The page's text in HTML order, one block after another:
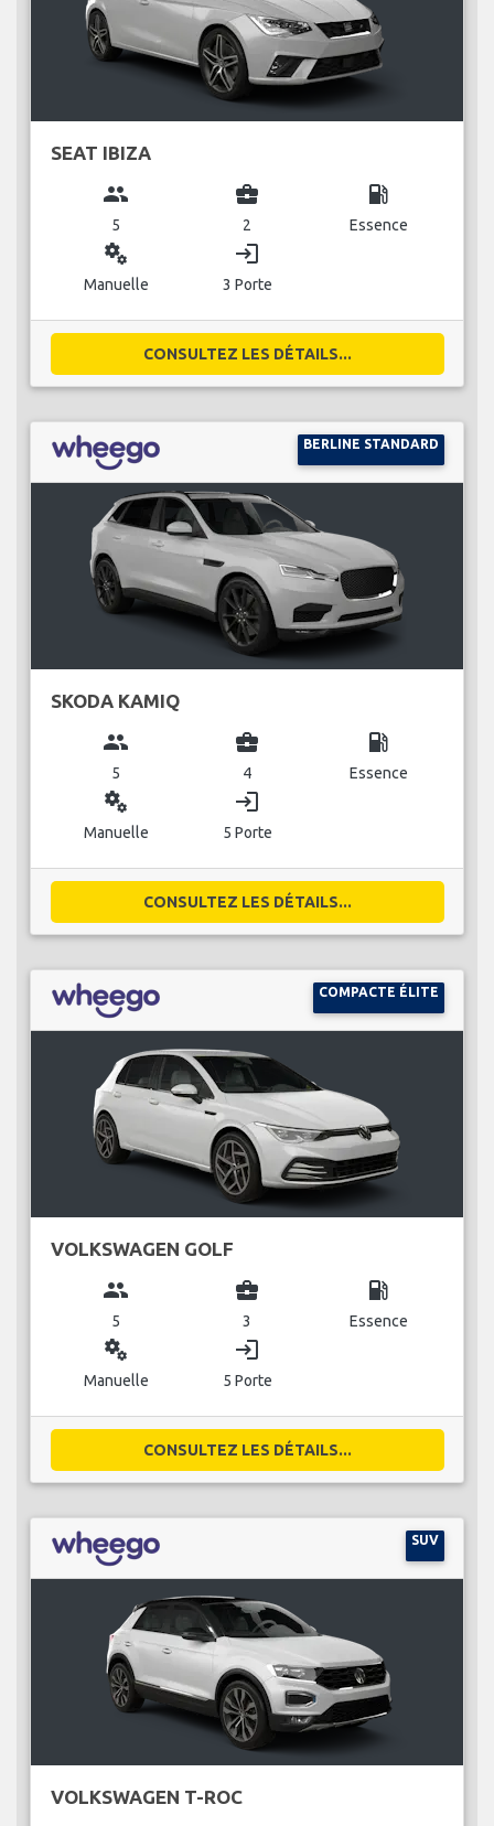
SEAT IBIZA
group
5
business_center
2
local_gas_station
Essence
miscellaneous_services
Manuelle
login
3 Porte
CONSULTEZ LES DÉTAILS...
BERLINE STANDARD
SKODA KAMIQ
group
5
business_center
4
local_gas_station
Essence
miscellaneous_services
Manuelle
login
5 Porte
CONSULTEZ LES DÉTAILS...
COMPACTE ÉLITE
VOLKSWAGEN GOLF
group
5
business_center
3
local_gas_station
Essence
miscellaneous_services
Manuelle
login
5 Porte
CONSULTEZ LES DÉTAILS...
SUV
VOLKSWAGEN T-ROC